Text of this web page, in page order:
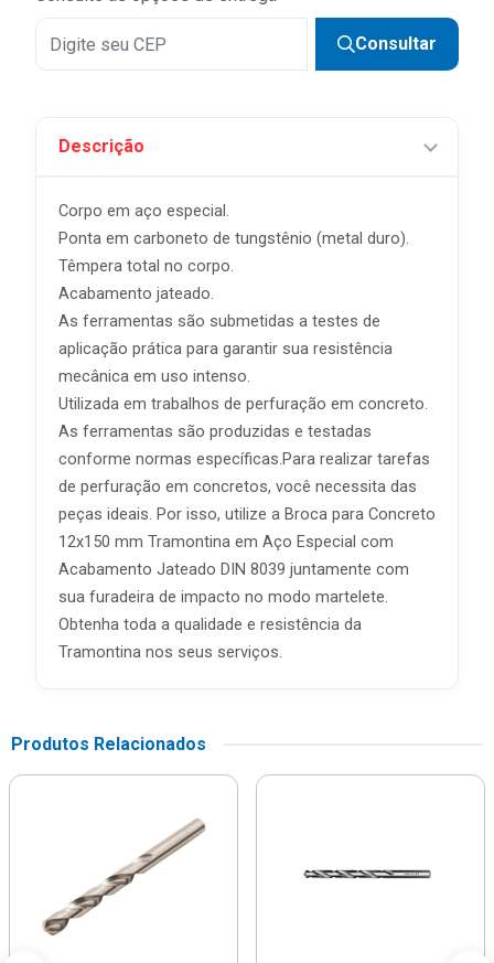
Consultar
Descrição
Corpo em aço especial.
Ponta em carboneto de tungstênio (metal duro).
Têmpera total no corpo.
Acabamento jateado.
As ferramentas são submetidas a testes de
aplicação prática para garantir sua resistência
mecânica em uso intenso.
Utilizada em trabalhos de perfuração em concreto.
As ferramentas são produzidas e testadas
conforme normas específicas.Para realizar tarefas
de perfuração em concretos, você necessita das
peças ideais. Por isso, utilize a Broca para Concreto
12x150 mm Tramontina em Aço Especial com
Acabamento Jateado DIN 8039 juntamente com
sua furadeira de impacto no modo martelete.
Obtenha toda a qualidade e resistência da
Tramontina nos seus serviços.
Produtos Relacionados